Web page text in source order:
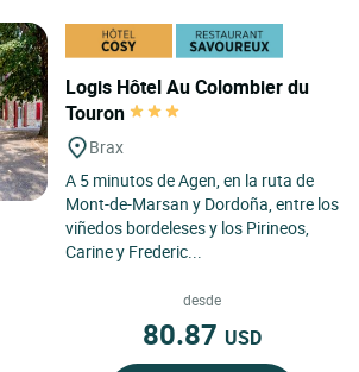
Logis Hôtel Au Colombier du
Touron
Brax
A 5 minutos de Agen, en la ruta de
Mont-de-Marsan y Dordoña, entre los
viñedos bordeleses y los Pirineos,
Carine y Frederic...
desde
80.87 USD